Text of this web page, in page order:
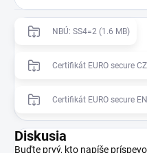
NBÚ: SS4=2 (1.6 MB)
Certifikát EURO secure
Certifikát EURO secure
Diskusia
Buďte prvý, kto napíše